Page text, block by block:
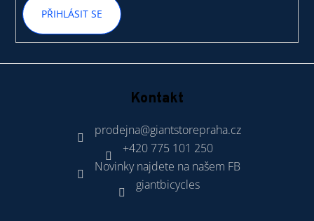
PŘIHLÁSIT SE
Kontakt
prodejna@giantstorepraha.cz
+420 775 101 250
Novinky najdete na našem FB
giantbicycles